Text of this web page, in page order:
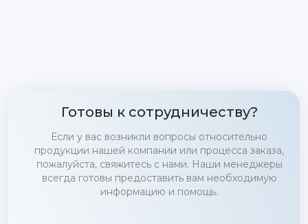
Готовы к сотрудничеству?
Если у вас возникли вопросы относительно
продукции нашей компании или процесса заказа,
пожалуйста, свяжитесь с нами. Наши менеджеры
всегда готовы предоставить вам необходимую
информацию и помощь.